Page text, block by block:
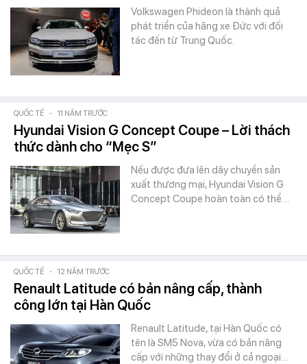
Volkswagen Phideon là thành quả
phát triển của hãng xe Đức với đối
tác đến từ Trung Quốc.
QUỐC TẾ - 11 NĂM TRƯỚC
Hyundai Vision G Concept Coupe – Lời thách
thức dành cho “Mẹc S”
Nếu được đưa lên dây chuyền sản
xuất thương mại, Hyundai Vision G
Concept Coupe hoàn toàn có thể…
QUỐC TẾ - 12 NĂM TRƯỚC
Renault Latitude có bản nâng cấp, thành
công lớn tại Hàn Quốc
Renault Latitude, tại Hàn Quốc có
tên là SM5 Nova, vừa có bản nâng
cấp với những thay đổi ở cả ngoại…